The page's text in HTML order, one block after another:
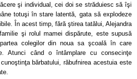
şi individual, cei doi se străduiesc să îşi
totuşi în stare latentă, gata să explodeze
În acest timp, fără ştirea tatălui, Alejandra
şi rolul mamei dispărute, este supusă
colegilor din noua sa şcoală în care
Atunci când o întâmplare cu consecinţe
bărbatului, răbufnirea acestuia este